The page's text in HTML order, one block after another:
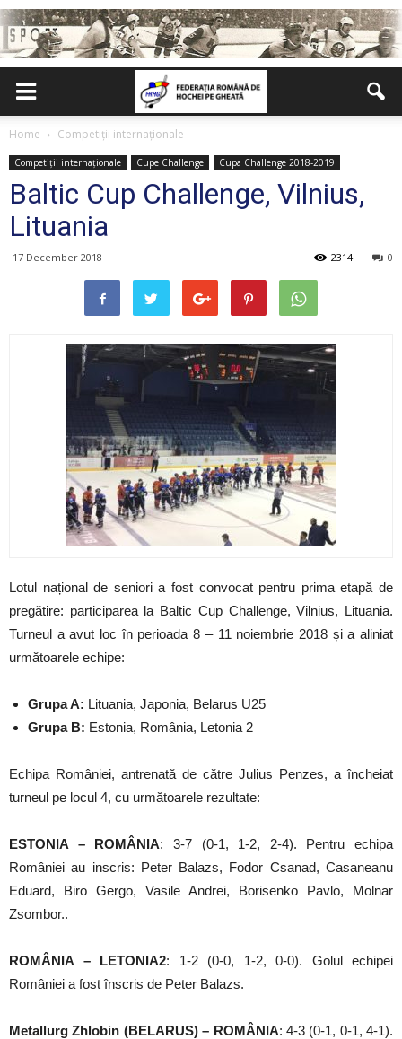
Home Competiții internaționale
Competiții internaționale Cupe Challenge Cupa Challenge 2018-2019
Baltic Cup Challenge, Vilnius,
Lituania
17 December 2018 0
2314
Lotul național de seniori a fost convocat pentru prima etapă de
pregătire: participarea la Baltic Cup Challenge, Vilnius, Lituania.
Turneul a avut loc în perioada 8 – 11 noiembrie 2018 și a aliniat
următoarele echipe:
Grupa A: Lituania, Japonia, Belarus U25
Grupa B: Estonia, România, Letonia 2
Echipa României, antrenată de către Julius Penzes, a încheiat
turneul pe locul 4, cu următoarele rezultate:
ESTONIA – ROMÂNIA: 3-7 (0-1, 1-2, 2-4). Pentru echipa
României au inscris: Peter Balazs, Fodor Csanad, Casaneanu
Eduard, Biro Gergo, Vasile Andrei, Borisenko Pavlo, Molnar
Zsombor..
ROMÂNIA – LETONIA2: 1-2 (0-0, 1-2, 0-0). Golul echipei
României a fost înscris de Peter Balazs.
Metallurg Zhlobin (BELARUS) – ROMÂNIA: 4-3 (0-1, 0-1, 4-1).